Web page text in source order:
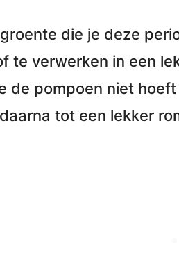
die je deze
te verwerken in een
de pompoen niet
tot een lekker